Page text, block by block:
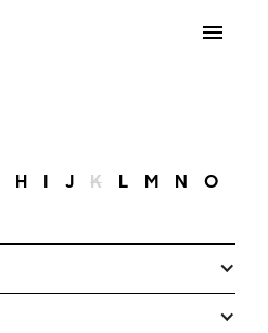
H I J K L M N O